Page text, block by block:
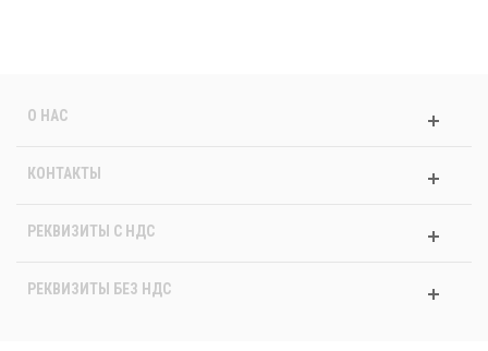
О НАС
КОНТАКТЫ
РЕКВИЗИТЫ C НДС
РЕКВИЗИТЫ БЕЗ НДС